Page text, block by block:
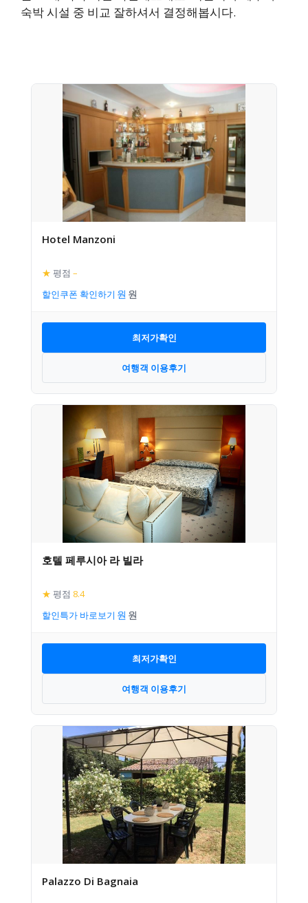
숙박 시설 중 비교 잘하셔서 결정해봅시다.
Hotel Manzoni
★ 평점 –
할인쿠폰 확인하기
최저가확인
여행객 이용후기
호텔 페루시아 라 빌라
★ 평점 8.4
할인특가 바로보기
최저가확인
여행객 이용후기
Palazzo Di Bagnaia